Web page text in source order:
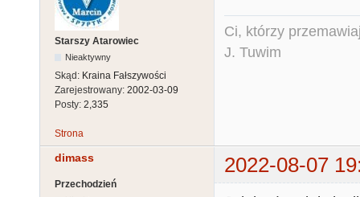
Starszy Atarowiec
Nieaktywny
Skąd: Kraina Fałszywości
Zarejestrowany: 2002-03-09
Posty: 2,335
Ci, którzy
J. Tuwim
Strona
dimass 2022-08-07
Przechodzień